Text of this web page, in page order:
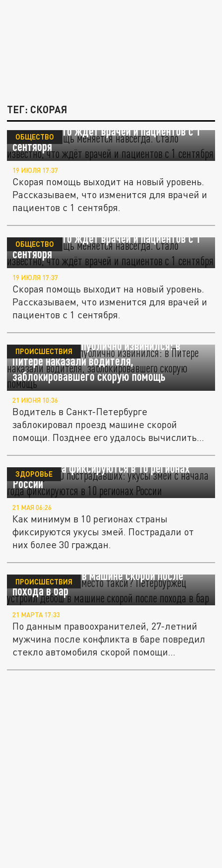
ТЕГ: СКОРАЯ
Скорая помощь меняется навсегда. Стало
известно, что ждёт врачей и пациентов с 1
сентября
ОБЩЕСТВО
19 ИЮЛЯ 17:37
Скорая помощь выходит на новый уровень.
Рассказываем, что изменится для врачей и
пациентов с 1 сентября.
Скорая помощь меняется навсегда. Стало
известно, что ждёт врачей и пациентов с 1
сентября
ОБЩЕСТВО
19 ИЮЛЯ 17:37
Скорая помощь выходит на новый уровень.
Рассказываем, что изменится для врачей и
пациентов с 1 сентября.
Признал вину и публично извинился: в
Питере наказали водителя,
заблокировавшего скорую помощь
ПРОИСШЕСТВИЯ
21 ИЮНЯ 10:36
Водитель в Санкт-Петербурге
заблокировал проезд машине скорой
помощи. Позднее его удалось вычислить
Минимум 30 пострадавших: укусы змей с
начала года фиксируются в 10 регионах
России
ЗДОРОВЬЕ
21 МАЯ 06:26
Как минимум в 10 регионах страны
фиксируются укусы змей. Пострадали от
них более 30 граждан.
Скорая помощь вместо такси? Петербуржец
устроил дебош в машине скорой после
похода в бар
ПРОИСШЕСТВИЯ
21 МАРТА 17:33
По данным правоохранителей, 27-летний
мужчина после конфликта в баре повредил
стекло автомобиля скорой помощи...